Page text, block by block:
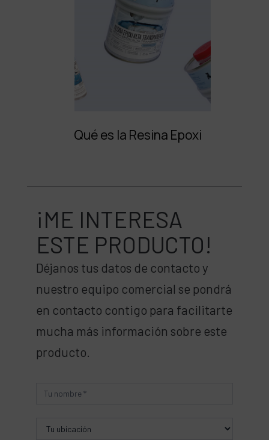
Qué es la Resina Epoxi
¡ME INTERESA
ESTE PRODUCTO!
Déjanos tus datos de contacto y
nuestro equipo comercial se pondrá
en contacto contigo para facilitarte
mucha más información sobre este
producto.
Producto